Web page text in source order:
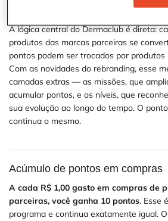
Como funciona o Dermaclub
A lógica central do Dermaclub é direta:
produtos das marcas parceiras se
pontos podem ser trocados por
Com as novidades do rebranding, esse
camadas extras — as missões, que
acumular pontos, e os níveis, que
sua evolução ao longo do tempo. O
continua o mesmo.
Acúmulo de pontos em compras
A cada R$ 1,00 gasto em compras de
parceiras, você ganha 10 pontos. Esse
programa e continua exatamente igual.